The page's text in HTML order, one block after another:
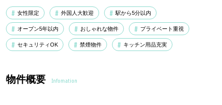
女性限定 外国人大歓迎 駅から5分以内
オープン5年以内 おしゃれな物件 プライベート重視
セキュリティOK 禁煙物件 キッチン用品充実
物件概要 Infomation